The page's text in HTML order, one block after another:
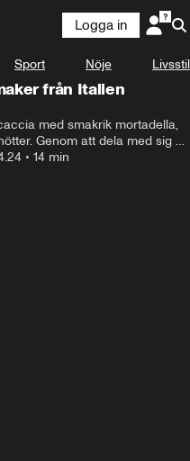
Logga in
Sport Nöje Livsstil
från Italien
med smakrik mortadella,
Genom att dela med sig av
inspirerar han tittarna att
av enkelheten i italiensk
• 14 min